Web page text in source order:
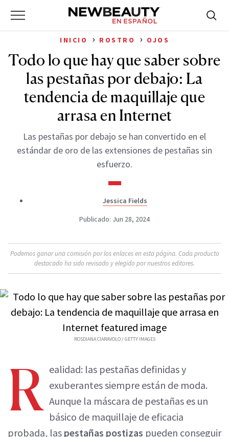
Primary
NewBeauty
for:
INICIO › ROSTRO › OJOS
Todo lo que hay que saber sobre
las pestañas por debajo: La
tendencia de maquillaje que
arrasa en Internet
Las pestañas por debajo se han convertido en el
estándar de oro de las extensiones de pestañas sin
esfuerzo.
Jessica Fields
Publicado: Jun 28, 2024
Podemos ganar una comisión por los enlaces en esta página. Cada producto
destacado ha sido revisado y elegido por nuestros editores.
ROSDIANA CIARAVOLO / GETTY IMAGES
R ealidad: las pestañas definidas y
exuberantes siempre están de moda.
Aunque la máscara de pestañas es un
básico de maquillaje de eficacia
probada, las pestañas postizas pueden conseguir